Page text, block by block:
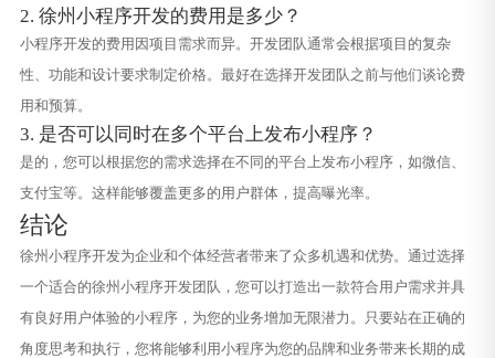
2. 徐州小程序开发的费用是多少？
小程序开发的费用因项目需求而异。开发团队通常会根据项目的复杂
性、功能和设计要求制定价格。最好在选择开发团队之前与他们谈论费
用和预算。
3. 是否可以同时在多个平台上发布小程序？
是的，您可以根据您的需求选择在不同的平台上发布小程序，如微信、
支付宝等。这样能够覆盖更多的用户群体，提高曝光率。
结论
徐州小程序开发为企业和个体经营者带来了众多机遇和优势。通过选择
一个适合的徐州小程序开发团队，您可以打造出一款符合用户需求并具
有良好用户体验的小程序，为您的业务增加无限潜力。只要站在正确的
角度思考和执行，您将能够利用小程序为您的品牌和业务带来长期的成